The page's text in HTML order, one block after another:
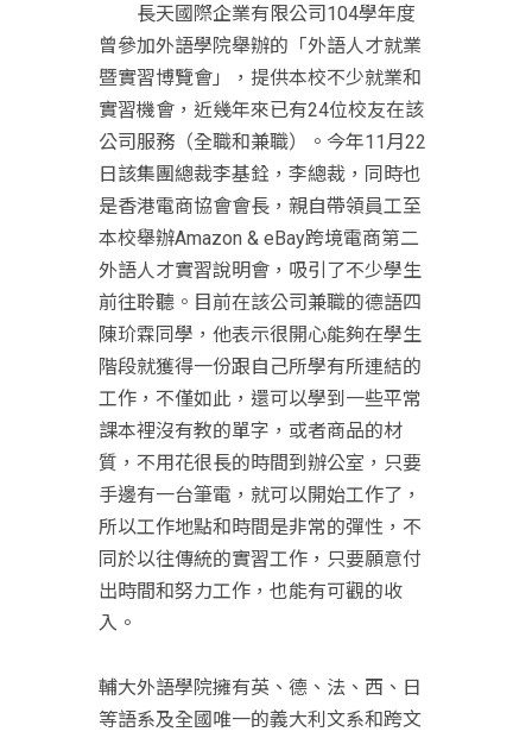
長天國際企業有限公司104學年度
曾參加外語學院舉辦的「外語人才就業
暨實習博覽會」，提供本校不少就業和
實習機會，近幾年來已有24位校友在該
公司服務（全職和兼職）。今年11月22
日該集團總裁李基銓，李總裁，同時也
是香港電商協會會長，親自帶領員工至
本校舉辦Amazon & eBay跨境電商第二
外語人才實習說明會，吸引了不少學生
前往聆聽。目前在該公司兼職的德語四
陳玠霖同學，他表示很開心能夠在學生
階段就獲得一份跟自己所學有所連結的
工作，不僅如此，還可以學到一些平常
課本裡沒有教的單字，或者商品的材
質，不用花很長的時間到辦公室，只要
手邊有一台筆電，就可以開始工作了，
所以工作地點和時間是非常的彈性，不
同於以往傳統的實習工作，只要願意付
出時間和努力工作，也能有可觀的收
入。
輔大外語學院擁有英、德、法、西、日
等語系及全國唯一的義大利文系和跨文